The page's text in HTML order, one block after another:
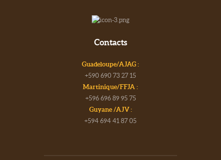
Contacts
Guadeloupe/AJAG :
+590 690 73 27 15
Martinique/FFJA :
+596 696 89 95 75
Guyane /AJV :
+594 694 41 87 05